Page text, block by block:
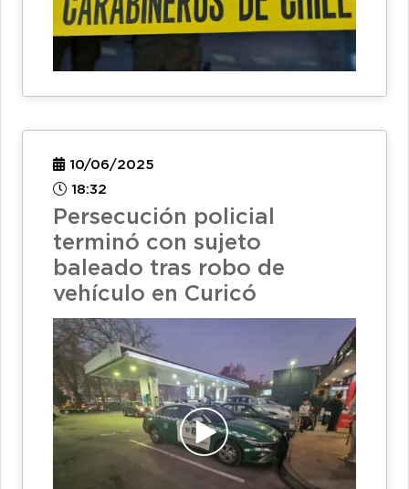
10/06/2025
18:32
Persecución policial
terminó con sujeto
baleado tras robo de
vehículo en Curicó